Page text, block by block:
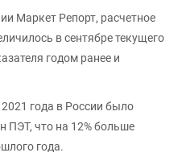
Маркет Репорт, расчетное
в сентябре текущего
годом ранее и
года в России было
ПЭТ, что на 12% больше
года.